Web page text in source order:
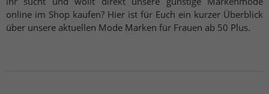
online im Shop kaufen? Hier ist für Euch ein kurzer Überblick
über unsere aktuellen Mode Marken für Frauen ab 50 Plus.